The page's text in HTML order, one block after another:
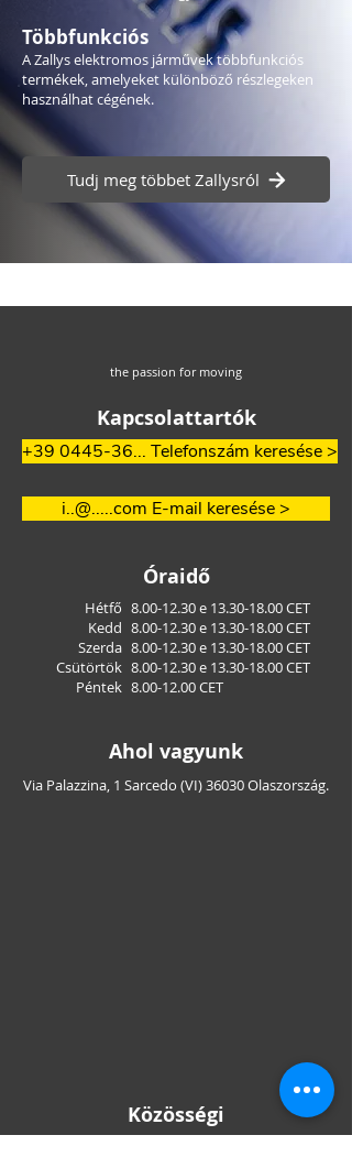
Többfunkciós
A Zallys elektromos járművek többfunkciós
termékek, amelyeket különböző részlegeken
használhat cégének.
Tudj meg többet Zallysról
the passion for moving
Kapcsolattartók
+39 0445-36... Telefonszám keresése >
i..@.....com E-mail keresése >
Óraidő
Hétfő
Kedd
Szerda
Csütörtök
Péntek
8.00-12.30e 13.30-18.00CET
8.00-12.30e 13.30-18.00CET
8.00-12.30e 13.30-18.00CET
8.00-12.30e 13.30-18.00CET
8.00-12.00CET
Ahol vagyunk
Via Palazzina, 1 Sarcedo (VI) 36030 Olaszország.
Közösségi